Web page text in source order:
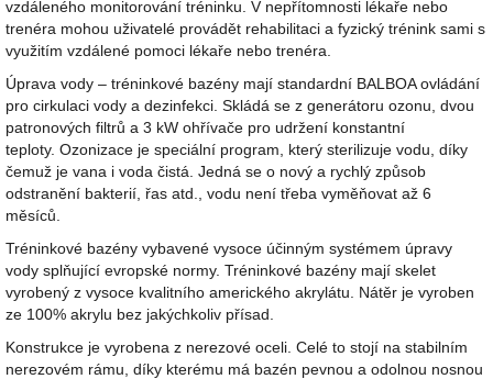
vzdáleného monitorování tréninku. V nepřítomnosti lékaře nebo
trenéra mohou uživatelé provádět rehabilitaci a fyzický trénink sami s
využitím vzdálené pomoci lékaře nebo trenéra.
Úprava vody – tréninkové bazény mají standardní BALBOA ovládání
pro cirkulaci vody a dezinfekci. Skládá se z generátoru ozonu, dvou
patronových filtrů a 3 kW ohřívače pro udržení konstantní
teploty. Ozonizace je speciální program, který sterilizuje vodu, díky
čemuž je vana i voda čistá. Jedná se o nový a rychlý způsob
odstranění bakterií, řas atd., vodu není třeba vyměňovat až 6
měsíců.
Tréninkové bazény vybavené vysoce účinným systémem úpravy
vody splňující evropské normy. Tréninkové bazény mají skelet
vyrobený z vysoce kvalitního amerického akrylátu. Nátěr je vyroben
ze 100% akrylu bez jakýchkoliv přísad.
Konstrukce je vyrobena z nerezové oceli. Celé to stojí na stabilním
nerezovém rámu, díky kterému má bazén pevnou a odolnou nosnou